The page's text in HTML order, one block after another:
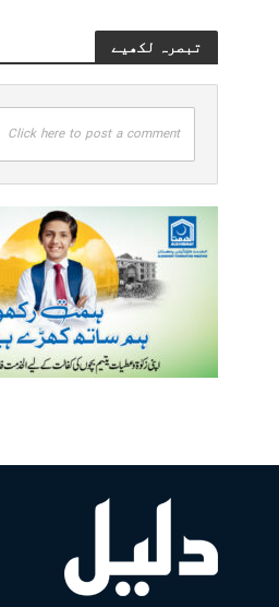
تبصرہ لکھیے
Click here to post a comment